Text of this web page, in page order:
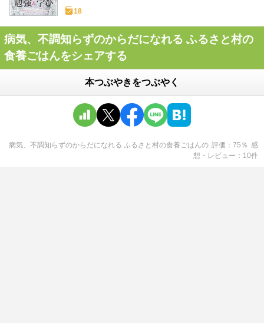
18
病気、不調知らずのからだになれる ふるさと村の
食養ごはんをシェアする
本つぶやきをつぶやく
病気、不調知らずのからだになれる ふるさと村の食養ごはんの 評価 75 ％ 感
想・レビュー
10件